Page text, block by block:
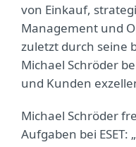
von Einkauf,
Management und
zuletzt durch seine
Michael Schröder
und Kunden
Michael Schröder
Aufgaben bei